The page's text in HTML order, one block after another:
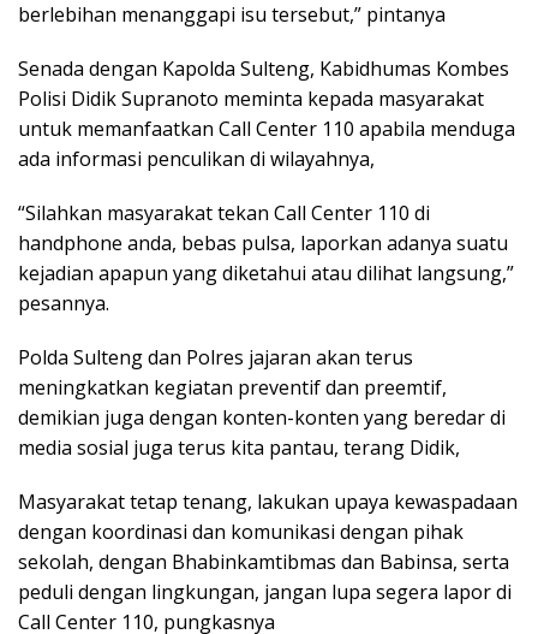
berlebihan menanggapi isu tersebut,” pintanya
Senada dengan Kapolda Sulteng, Kabidhumas Kombes
Polisi Didik Supranoto meminta kepada masyarakat
untuk memanfaatkan Call Center 110 apabila menduga
ada informasi penculikan di wilayahnya,
“Silahkan masyarakat tekan Call Center 110 di
handphone anda, bebas pulsa, laporkan adanya suatu
kejadian apapun yang diketahui atau dilihat langsung,”
pesannya.
Polda Sulteng dan Polres jajaran akan terus
meningkatkan kegiatan preventif dan preemtif,
demikian juga dengan konten-konten yang beredar di
media sosial juga terus kita pantau, terang Didik,
Masyarakat tetap tenang, lakukan upaya kewaspadaan
dengan koordinasi dan komunikasi dengan pihak
sekolah, dengan Bhabinkamtibmas dan Babinsa, serta
peduli dengan lingkungan, jangan lupa segera lapor di
Call Center 110, pungkasnya